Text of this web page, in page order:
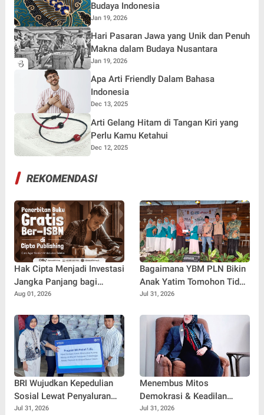
Budaya Indonesia
Jan 19, 2026
Hari Pasaran Jawa yang Unik dan Penuh
Makna dalam Budaya Nusantara
Jan 19, 2026
Apa Arti Friendly Dalam Bahasa
Indonesia
Dec 13, 2025
Arti Gelang Hitam di Tangan Kiri yang
Perlu Kamu Ketahui
Dec 12, 2025
REKOMENDASI
Hak Cipta Menjadi Investasi
Jangka Panjang bagi
Penulis Buku
Aug 01, 2026
Bagaimana YBM PLN Bikin
Anak Yatim Tomohon Tidak
Tertinggal di Tahun Ajaran
Jul 31, 2026
BRI Wujudkan Kepedulian
Sosial Lewat Penyaluran
Paket Sembako di
Jul 31, 2026
Menembus Mitos
Demokrasi & Keadilan
Sosial: Adv. Fara Fariha
Jul 31, 2026